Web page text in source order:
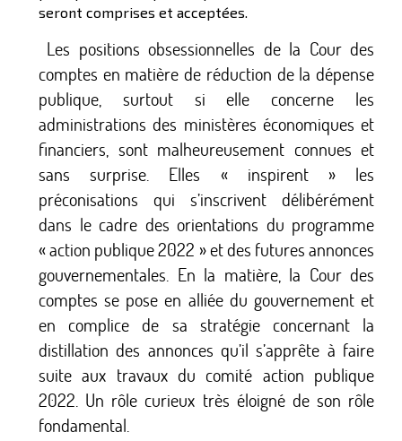
seront comprises et acceptées.
Les positions obsessionnelles de la Cour des
comptes en matière de réduction de la dépense
publique, surtout si elle concerne les
administrations des ministères économiques et
financiers, sont malheureusement connues et
sans surprise. Elles « inspirent » les
préconisations qui s’inscrivent délibérément
dans le cadre des orientations du programme
« action publique 2022 » et des futures annonces
gouvernementales. En la matière, la Cour des
comptes se pose en alliée du gouvernement et
en complice de sa stratégie concernant la
distillation des annonces qu’il s’apprête à faire
suite aux travaux du comité action publique
2022. Un rôle curieux très éloigné de son rôle
fondamental.